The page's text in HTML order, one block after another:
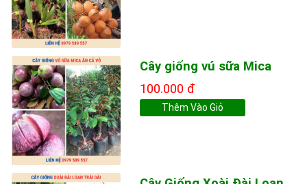
Cây giống vú sữa Mica
100.000 đ
Thêm Vào Giỏ